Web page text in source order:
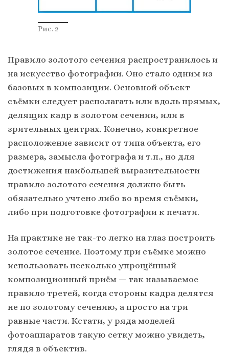
Рис. 2
Правило золотого сечения распространилось и
на искусство фотографии. Оно стало одним из
базовых в композиции. Основной объект
съёмки следует располагать или вдоль прямых,
делящих кадр в золотом сечении, или в
зрительных центрах. Конечно, конкретное
расположение зависит от типа объекта, его
размера, замысла фотографа и т.п., но для
достижения наибольшей выразительности
правило золотого сечения должно быть
обязательно учтено либо во время съёмки,
либо при подготовке фотографии к печати.
На практике не так-то легко на глаз построить
золотое сечение. Поэтому при съёмке можно
использовать несколько упрощённый
композиционный приём — так называемое
правило третей, когда стороны кадра делятся
не по золотому сечению, а просто на три
равные части. Кстати, у ряда моделей
фотоаппаратов такую сетку можно увидеть,
глядя в объектив.